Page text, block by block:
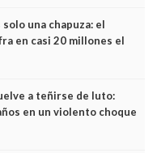
solo una chapuza: el
en casi 20 millones el
que no cabían por los
a teñirse de luto:
en un violento choque